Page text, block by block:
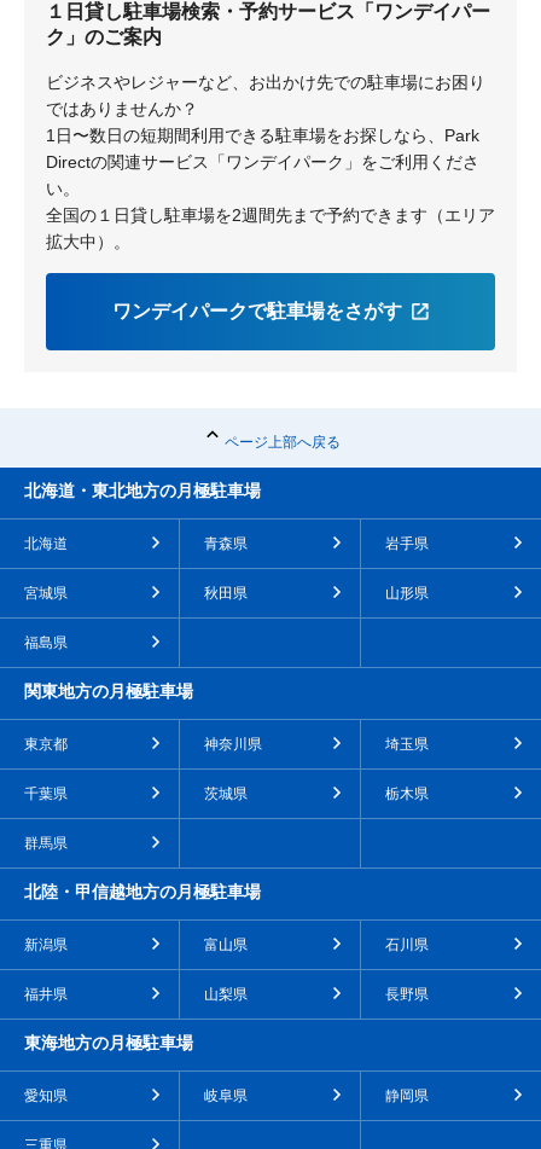
１日貸し駐車場検索・予約サービス「ワンデイパー
ク」のご案内
ビジネスやレジャーなど、お出かけ先での駐車場にお困り
ではありませんか？
1日〜数日の短期間利用できる駐車場をお探しなら、Park
Directの関連サービス「ワンデイパーク」をご利用くださ
い。
全国の１日貸し駐車場を2週間先まで予約できます（エリア
拡大中）。
ワンデイパークで駐車場をさがす
ページ上部へ戻る
北海道・東北地方の月極駐車場
北海道 青森県 岩手県
宮城県 秋田県 山形県
福島県
関東地方の月極駐車場
東京都 神奈川県 埼玉県
千葉県 茨城県 栃木県
群馬県
北陸・甲信越地方の月極駐車場
新潟県 富山県 石川県
福井県 山梨県 長野県
東海地方の月極駐車場
愛知県 岐阜県 静岡県
三重県